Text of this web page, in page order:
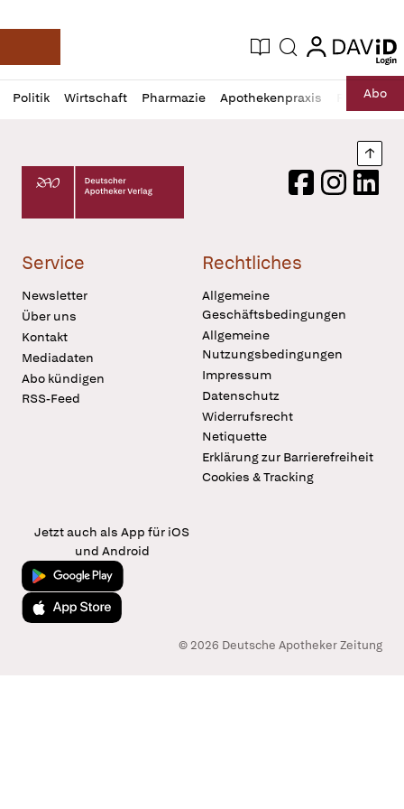
Deutsche Apotheker Zeitung
Aktuelle Ausgabe
Suche login
login
Politik Wirtschaft Pharmazie Apothekenpraxis RechtAbo
Profil
öffnen
Daz
Pur
Deutscher Apotheker Verlag Logo
FacebookInstagram
Service
Newsletter
Über uns
Kontakt
Mediadaten
Abo kündigen
RSS-Feed
Rechtliches
Allgemeine
Geschäftsbedingungen
Allgemeine
Nutzungsbedingungen
Impressum
Datenschutz
Widerrufsrecht
Netiquette
Erklärung zur Barrierefreiheit
Cookies & Tracking
Jetzt auch als App für iOS
und Android
Jetzt bei Google Play
Laden im App Store
© 2026 Deutsche Apotheker Zeitung